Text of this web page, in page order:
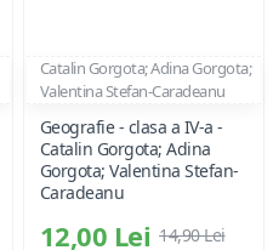
Catalin Gorgota; Adina Gorgota;
Valentina Stefan-Caradeanu
Geografie - clasa a IV-a -
Catalin Gorgota; Adina
Gorgota; Valentina Stefan-
Caradeanu
12,00 Lei 14,90 Lei